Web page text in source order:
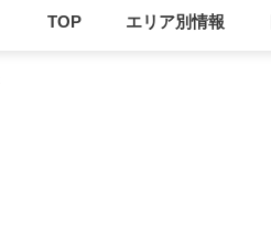
TOP エリア別情報